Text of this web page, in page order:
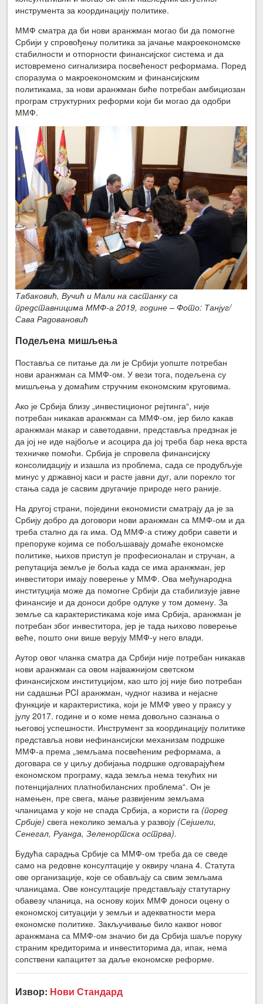
инструмента за координацију политике.
ММФ сматра да би нови аранжман могао би да помогне
Србији у спровођењу политика за јачање макроекономске
стабилности и отпорности финансијског система и да
истовремено сигнализира посвећеност реформама. Поред
споразума о макроекономским и финансијским
политикама, за нови аранжман биће потребан амбициозан
програм структурних реформи који би могао да одобри
ММФ.
Табаковић, Вучић и Мали на састанку са
представницима ММФ-а 2019, године – Фото: Танјуг/
Сава Радовановић
Подељена мишљења
Поставља се питање да ли је Србији уопште потребан
нови аранжман са ММФ-ом. У вези тога, подељена су
мишљења у домаћим стручним економским круговима.
Ако је Србија близу „инвестиционог рејтинга“, није
потребан никакав аранжман са ММФ-ом, јер било какав
аранжман макар и саветодавни, представља предзнак је
да јој не иде најбоље и асоцира да јој треба бар нека врста
техничке помоћи. Србија је спровела финансијску
консолидацију и изашла из проблема, сада се продубљује
минус у државној каси и расте јавни дуг, али порекло тог
стања сада је сасвим другачије природе него раније.
На другој страни, поједини економисти сматрају да је за
Србију добро да договори нови аранжман са ММФ-ом и да
треба стално да га има. Од ММФ-а стижу добри савети и
препоруке којима се побољшавају домаће економске
политике, њихов приступ је професионалан и стручан, а
репутација земље је боља када се има аранжман, јер
инвеститори имају поверење у ММФ. Ова међународна
институција може да помогне Србији да стабилизује јавне
финансије и да доноси добре одлуке у том домену. За
земље са карактеристикама које има Србија, аранжман је
потребан због инвеститора, јер је тада њихово поверење
веће, пошто они више верују ММФ-у него влади.
Аутор овог чланка сматра да Србији није потребан никакав
нови аранжман са овом најважнијом светском
финансијском институцијом, као што јој није био потребан
ни садашњи PCI аранжман, чудног назива и нејасне
функције и карактеристика, који је ММФ увео у праксу у
јулу 2017. године и о коме нема довољно сазнања о
његовој успешности. Инструмент за координацију политике
представља нови нефинансијски механизам подршке
ММФ-а према „земљама посвећеним реформама, а
договара се у циљу добијања подршке одговарајућем
економском програму, када земља нема текућих ни
потенцијалних платнобилансних проблема“. Он је
намењен, пре свега, мање развијеним земљама
чланицама у које не спада Србија, а користи га (поред
Србије) свега неколико земаља у развоју (Сејшели,
Сенегал, Руанда, Зеленортска острва).
Будућа сарадња Србије са ММФ-ом треба да се сведе
само на редовне консултације у оквиру члана 4. Статута
ове организације, које се обављају са свим земљама
чланицама. Ове консултације представљају статутарну
обавезу чланица, на основу којих ММФ доноси оцену о
економској ситуацији у земљи и адекватности мера
економске политике. Закључивање било каквог новог
аранжмана са ММФ-ом значио би да Србија шаље поруку
страним кредиторима и инвеститорима да, ипак, нема
сопствени капацитет за даље економске реформе.
Извор: Нови Стандард